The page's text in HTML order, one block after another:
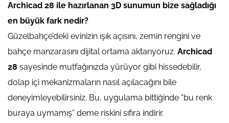
Archicad 28 ile hazırlanan 3D sunumun bize sağladığı
en büyük fark nedir?
Güzelbahçe’deki evinizin ışık açısını, zemin rengini ve
bahçe manzarasını dijital ortama aktarıyoruz. Archicad
28 sayesinde mutfağınızda yürüyor gibi hissedebilir,
dolap içi mekanizmaların nasıl açılacağını bile
deneyimleyebilirsiniz. Bu, uygulama bittiğinde “bu renk
buraya uymamış” deme riskini sıfıra indirir.